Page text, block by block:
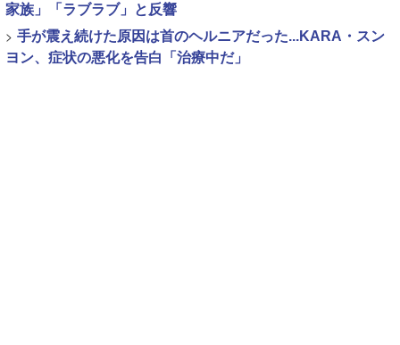
家族」「ラブラブ」と反響
> 手が震え続けた原因は首のヘルニアだった...KARA・スン
ヨン、症状の悪化を告白「治療中だ」